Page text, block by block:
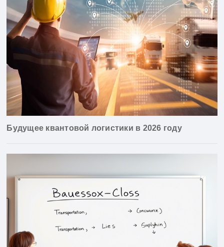
Будущее квантовой логистики в 2026 году